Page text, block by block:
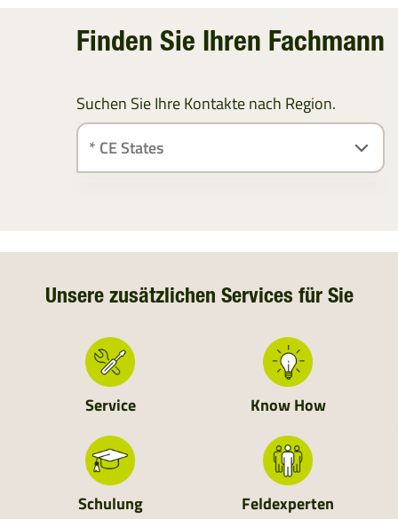
Finden Sie Ihren Fachmann
Suchen Sie Ihre Kontakte nach Region.
SÜDDEUTSCHLAND
DEUTSCHLAND
NIEDERLANDE
SCHWEIZ
MOLDAVIEN
UKRAINE
Unsere zusätzlichen Services für Sie
Service Know How
Schulung Feldexperten